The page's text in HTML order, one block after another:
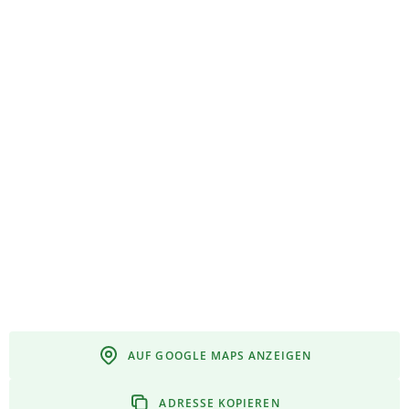
AUF GOOGLE MAPS ANZEIGEN
ADRESSE KOPIEREN